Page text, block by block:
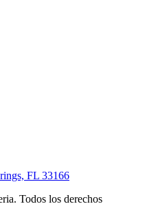
FL 33166
Todos los derechos